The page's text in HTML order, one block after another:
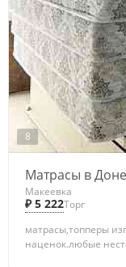
8
Матрасы в
Макеевка
₽ 5 222Торг
матрасы,топперы
наценок.любые